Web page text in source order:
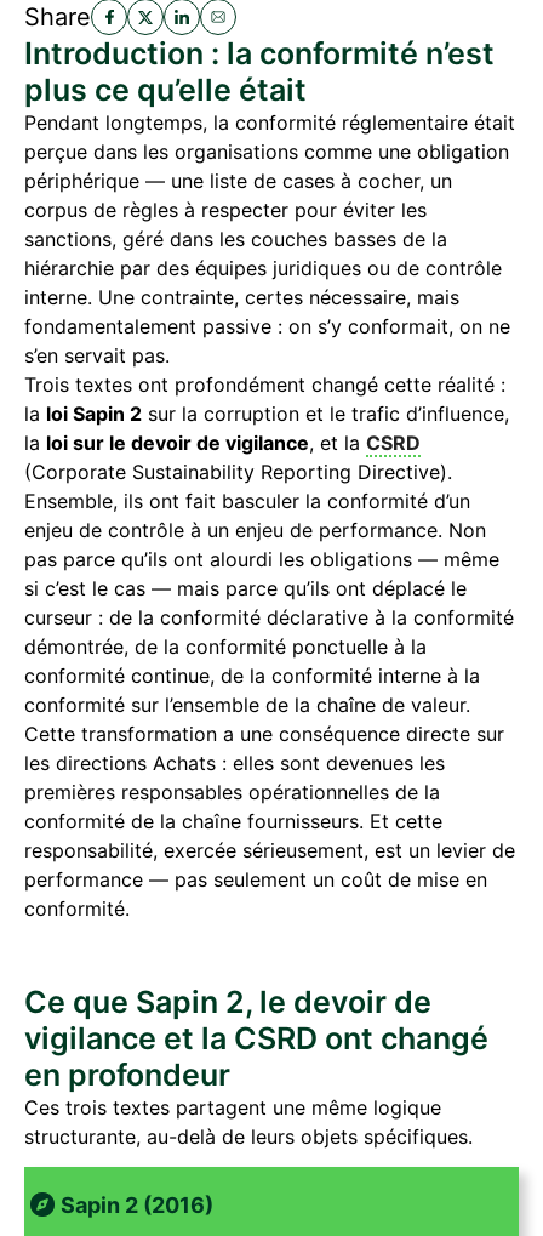
Introduction : la conformité n’est
plus ce qu’elle était
Pendant longtemps, la conformité réglementaire était
perçue dans les organisations comme une obligation
périphérique — une liste de cases à cocher, un
corpus de règles à respecter pour éviter les
sanctions, géré dans les couches basses de la
hiérarchie par des équipes juridiques ou de contrôle
interne. Une contrainte, certes nécessaire, mais
fondamentalement passive : on s’y conformait, on ne
s’en servait pas.
Trois textes ont profondément changé cette réalité :
la loi Sapin 2 sur la corruption et le trafic d’influence,
la loi sur le devoir de vigilance, et la CSRD
(Corporate Sustainability Reporting Directive).
Ensemble, ils ont fait basculer la conformité d’un
enjeu de contrôle à un enjeu de performance. Non
pas parce qu’ils ont alourdi les obligations — même
si c’est le cas — mais parce qu’ils ont déplacé le
curseur : de la conformité déclarative à la conformité
démontrée, de la conformité ponctuelle à la
conformité continue, de la conformité interne à la
conformité sur l’ensemble de la chaîne de valeur.
Cette transformation a une conséquence directe sur
les directions Achats : elles sont devenues les
premières responsables opérationnelles de la
conformité de la chaîne fournisseurs. Et cette
responsabilité, exercée sérieusement, est un levier de
performance — pas seulement un coût de mise en
conformité.
Ce que Sapin 2, le devoir de
vigilance et la CSRD ont changé
en profondeur
Ces trois textes partagent une même logique
structurante, au-delà de leurs objets spécifiques.
Sapin 2 (2016)
Share